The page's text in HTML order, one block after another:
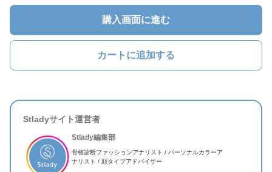
購入画面に進む
カートに追加する
Stladyサイト運営者
Stlady編集部
骨格診断ファッションアナリスト / パーソナルカラーア
ナリスト / 顔タイプアドバイザー